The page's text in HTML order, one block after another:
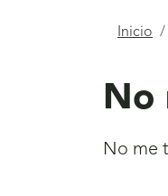
Está
Inicio
No
No me